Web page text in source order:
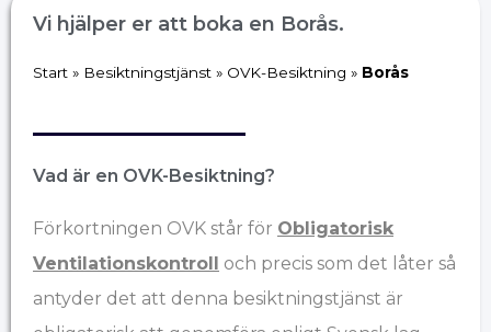
Vi hjälper er att boka en Borås.
Start » Besiktningstjänst » OVK-Besiktning » Borås
Vad är en OVK-Besiktning?
Förkortningen OVK står för Obligatorisk
Ventilationskontroll och precis som det låter så
antyder det att denna besiktningstjänst är